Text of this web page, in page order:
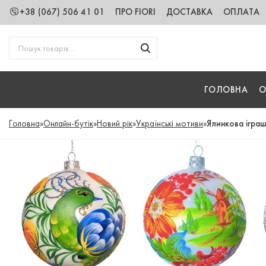
+38 (067) 506 41 01 ПРО FIORI ДОСТАВКА ОПЛАТА
ГОЛОВНА
Головна»Онлайн-бутік»Новий рік»Українські мотиви»Ялинкова